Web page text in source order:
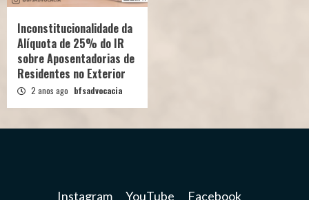
Inconstitucionalidade da
Alíquota de 25% do IR
sobre Aposentadorias de
Residentes no Exterior
2 anos ago bfsadvocacia
Instagram YouTube Facebook